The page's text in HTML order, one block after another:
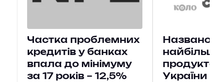
Частка проблемних
кредитів у банках
впала до мінімуму
за 17 років – 12,5%
Названо
України